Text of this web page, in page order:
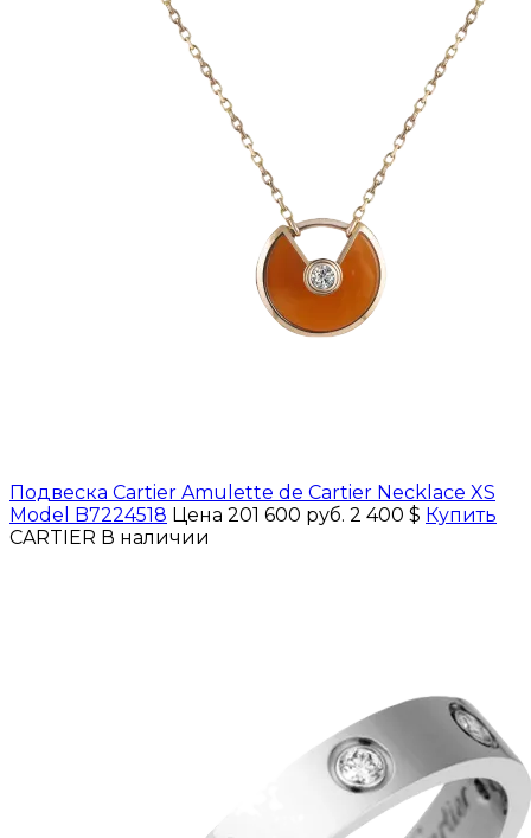
Подвеска Cartier Amulette de Сartier Necklace XS
Model B7224518 Цена 201 600 руб. 2 400 $ Купить
CARTIER В наличии